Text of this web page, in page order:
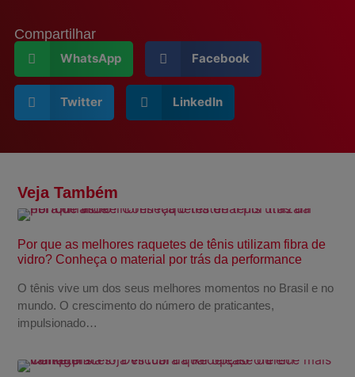
Compartilhar
WhatsApp Facebook
Twitter LinkedIn
Veja Também
Por que as melhores raquetes de tênis utilizam fibra de
vidro? Conheça o material por trás da performance
O tênis vive um dos seus melhores momentos no Brasil e no
mundo. O crescimento do número de praticantes,
impulsionado…